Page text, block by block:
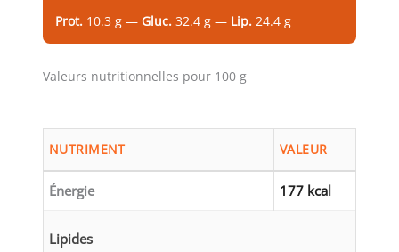
Prot. 10.3 g — Gluc. 32.4 g — Lip. 24.4 g
Valeurs nutritionnelles pour 100 g
NUTRIMENT VALEUR
Énergie 177 kcal
Lipides